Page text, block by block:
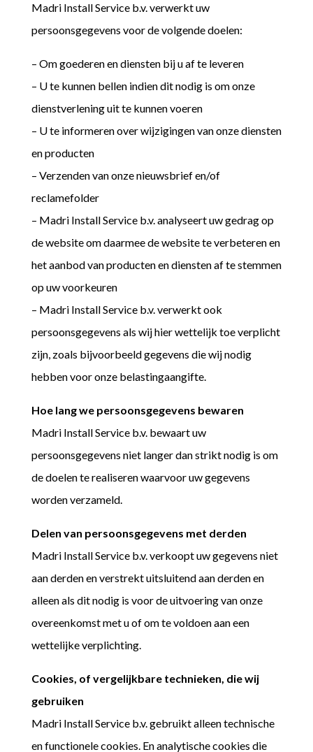
Madri Install Service b.v. verwerkt uw
persoonsgegevens voor de volgende doelen:
– Om goederen en diensten bij u af te leveren
– U te kunnen bellen indien dit nodig is om onze
dienstverlening uit te kunnen voeren
– U te informeren over wijzigingen van onze diensten
en producten
– Verzenden van onze nieuwsbrief en/of
reclamefolder
– Madri Install Service b.v. analyseert uw gedrag op
de website om daarmee de website te verbeteren en
het aanbod van producten en diensten af te stemmen
op uw voorkeuren
– Madri Install Service b.v. verwerkt ook
persoonsgegevens als wij hier wettelijk toe verplicht
zijn, zoals bijvoorbeeld gegevens die wij nodig
hebben voor onze belastingaangifte.
Hoe lang we persoonsgegevens bewaren
Madri Install Service b.v. bewaart uw
persoonsgegevens niet langer dan strikt nodig is om
de doelen te realiseren waarvoor uw gegevens
worden verzameld.
Delen van persoonsgegevens met derden
Madri Install Service b.v. verkoopt uw gegevens niet
aan derden en verstrekt uitsluitend aan derden en
alleen als dit nodig is voor de uitvoering van onze
overeenkomst met u of om te voldoen aan een
wettelijke verplichting.
Cookies, of vergelijkbare technieken, die wij
gebruiken
Madri Install Service b.v. gebruikt alleen technische
en functionele cookies. En analytische cookies die